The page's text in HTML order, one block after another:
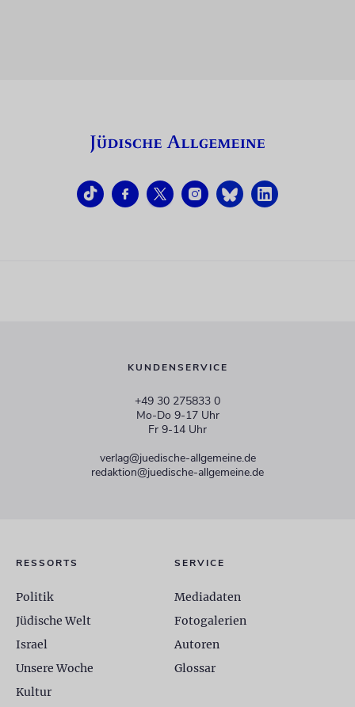
KUNDENSERVICE
+49 30 275833 0
Mo-Do 9-17 Uhr
Fr 9-14 Uhr
verlag@juedische-allgemeine.de
redaktion@juedische-allgemeine.de
RESSORTS
Politik
Jüdische Welt
Israel
Unsere Woche
Kultur
SERVICE
Mediadaten
Fotogalerien
Autoren
Glossar